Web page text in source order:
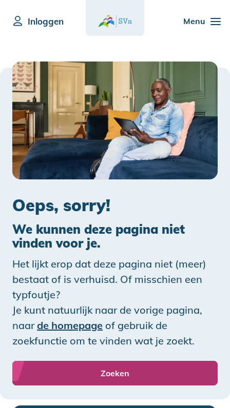
Menu
Inloggen
Oeps, sorry!
We kunnen deze pagina niet
vinden voor je.
Het lijkt erop dat deze pagina niet (meer)
bestaat of is verhuisd. Of misschien een
typfoutje?
Je kunt natuurlijk naar de vorige pagina,
naarde homepage of gebruik de
zoekfunctie om te vinden wat je zoekt.
Zoeken